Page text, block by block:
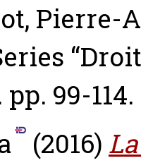
Pierre-
99-
(2016)